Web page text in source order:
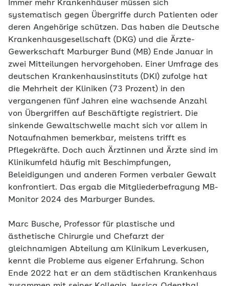
Immer mehr Krankenhäuser müssen sich
systematisch gegen Übergriffe durch Patienten oder
deren Angehörige schützen. Das haben die Deutsche
Krankenhausgesellschaft (DKG) und die Ärzte-
Gewerkschaft Marburger Bund (MB) Ende Januar in
zwei Mitteilungen hervorgehoben. Einer Umfrage des
deutschen Krankenhausinstituts (DKI) zufolge hat
die Mehrheit der Kliniken (73 Prozent) in den
vergangenen fünf Jahren eine wachsende Anzahl
von Übergriffen auf Beschäftigte registriert. Die
sinkende Gewaltschwelle macht sich vor allem in
Notaufnahmen bemerkbar, meistens trifft es
Pflegekräfte. Doch auch Ärztinnen und Ärzte sind im
Klinikumfeld häufig mit Beschimpfungen,
Beleidigungen und anderen Formen verbaler Gewalt
konfrontiert. Das ergab die Mitgliederbefragung MB-
Monitor 2024 des Marburger Bundes.
Marc Busche, Professor für plastische und
ästhetische Chirurgie und Chefarzt der
gleichnamigen Abteilung am Klinikum Leverkusen,
kennt die Probleme aus eigener Erfahrung. Schon
Ende 2022 hat er an dem städtischen Krankenhaus